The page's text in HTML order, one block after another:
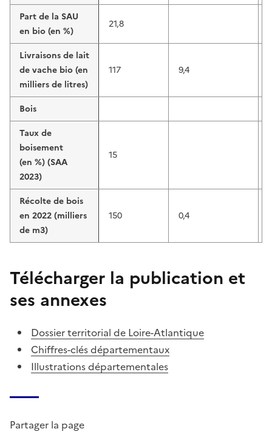
Part de la SAU
en bio (en %)
21,8
Livraisons de lait
de vache bio (en
milliers de litres)
117 9,4
Bois
Taux de
boisement
(en %) (SAA
2023)
15
Récolte de bois
en 2022 (milliers
de m3)
150 0,4
Télécharger la publication et
ses annexes
Dossier territorial de Loire-Atlantique
Chiffres-clés départementaux
Illustrations départementales
Partager la page